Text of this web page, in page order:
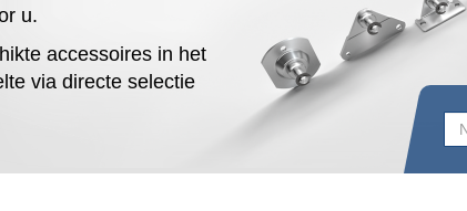
u.
accessoires in het
via directe selectie